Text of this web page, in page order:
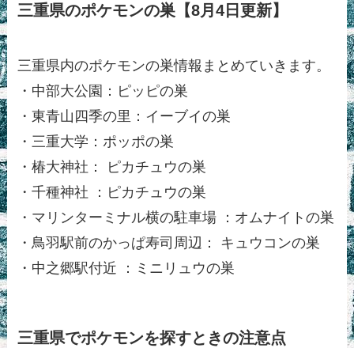
三重県のポケモンの巣【8月4日更新】
三重県内のポケモンの巣情報まとめていきます。
・中部大公園：ピッピの巣
・東青山四季の里：イーブイの巣
・三重大学：ポッポの巣
・椿大神社： ピカチュウの巣
・千種神社 ：ピカチュウの巣
・マリンターミナル横の駐車場 ：オムナイトの巣
・鳥羽駅前のかっぱ寿司周辺： キュウコンの巣
・中之郷駅付近 ：ミニリュウの巣
三重県でポケモンを探すときの注意点